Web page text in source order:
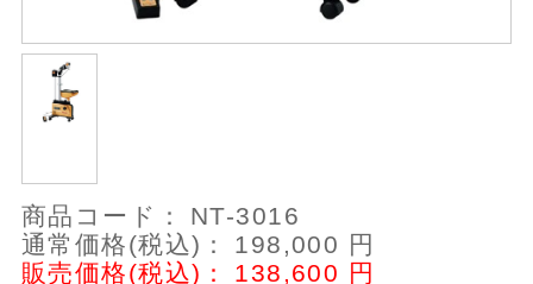
商品コード：
NT-3016
通常価格(税込)：
198,000 円
販売価格(税込)：
138,600 円